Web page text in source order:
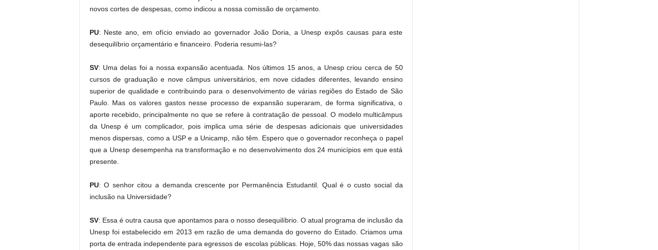
novos cortes de despesas, como indicou a nossa comissão de orçamento.
PU: Neste ano, em ofício enviado ao governador João Doria, a Unesp expôs causas para este
desequilíbrio orçamentário e financeiro. Poderia resumi-las?
SV: Uma delas foi a nossa expansão acentuada. Nos últimos 15 anos, a Unesp criou cerca de 50
cursos de graduação e nove câmpus universitários, em nove cidades diferentes, levando ensino
superior de qualidade e contribuindo para o desenvolvimento de várias regiões do Estado de São
Paulo. Mas os valores gastos nesse processo de expansão superaram, de forma significativa, o
aporte recebido, principalmente no que se refere à contratação de pessoal. O modelo multicâmpus
da Unesp é um complicador, pois implica uma série de despesas adicionais que universidades
menos dispersas, como a USP e a Unicamp, não têm. Espero que o governador reconheça o papel
que a Unesp desempenha na transformação e no desenvolvimento dos 24 municípios em que está
presente.
PU: O senhor citou a demanda crescente por Permanência Estudantil. Qual é o custo social da
inclusão na Universidade?
SV: Essa é outra causa que apontamos para o nosso desequilíbrio. O atual programa de inclusão da
Unesp foi estabelecido em 2013 em razão de uma demanda do governo do Estado. Criamos uma
porta de entrada independente para egressos de escolas públicas. Hoje, 50% das nossas vagas são